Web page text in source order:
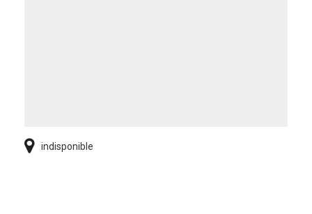
indisponible